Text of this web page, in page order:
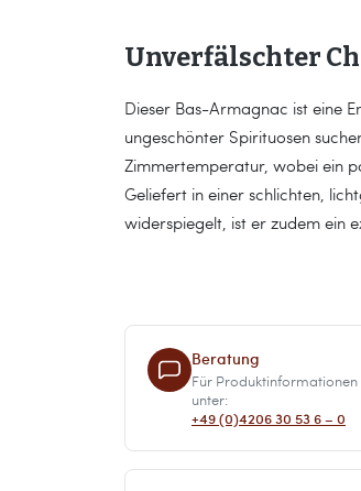
Unverfälschter
Dieser Bas-Armagnac ist eine
ungeschönter Spirituosen
Zimmertemperatur, wobei ein
Geliefert in einer schlichten,
widerspiegelt, ist er zudem ein
Beratung
Für Produktinformationen
unter:
+49 (0)4206 30 53 6 – 0